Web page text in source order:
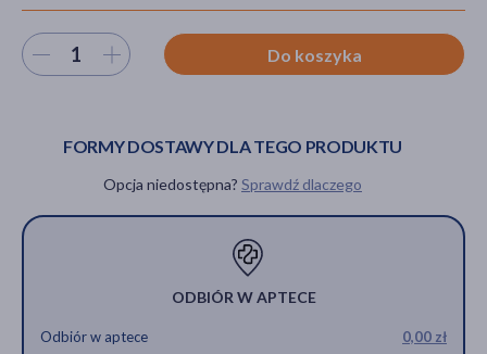
Wybierz ilość Do koszyka
FORMY DOSTAWY DLA TEGO PRODUKTU
Opcja niedostępna? Sprawdź dlaczego
ODBIÓR W APTECE
Odbiór w aptece 0,00 zł